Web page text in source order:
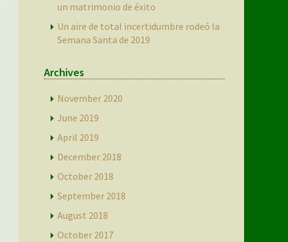
un matrimonio de éxito
Un aire de total incertidumbre rodeó la
Semana Santa de 2019
Archives
November 2020
June 2019
April 2019
December 2018
October 2018
September 2018
August 2018
October 2017